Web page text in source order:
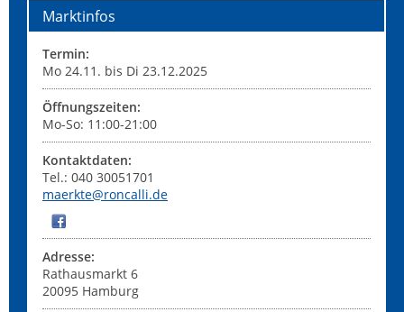
Marktinfos
Termin:
Mo 24.11. bis Di 23.12.2025
Öffnungszeiten:
Mo-So: 11:00-21:00
Kontaktdaten:
Tel.: 040 30051701
maerkte@roncalli.de
Adresse:
Rathausmarkt 6
20095 Hamburg